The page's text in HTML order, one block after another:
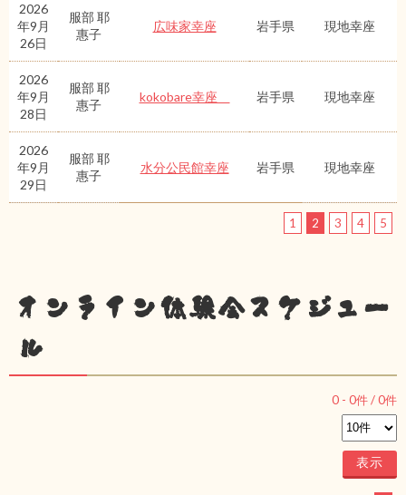
2026
年9月
26日
服部 耶
惠子
広味家幸座 岩手県 現地幸座
2026
年9月
28日
服部 耶
惠子
kokobare幸座 岩手県 現地幸座
2026
年9月
29日
服部 耶
惠子
水分公民館幸座 岩手県 現地幸座
1 2 3 4 5
オンライン体験会スケジュー
ル
0 - 0件 /0件